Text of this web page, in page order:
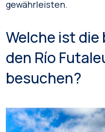
gewährleisten.
Welche ist die
den Río
besuchen?